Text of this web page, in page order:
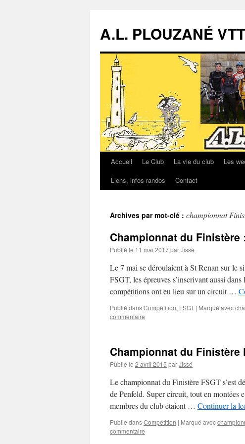
A.L. PLOUZANÉ VTT
Aller
Accueil Le Club La vie du club Les
Liens, infos randos
Contact
Archives par mot-clé : championnat
Championnat du Finistère
Publié le 11 mai 2017parJissé
Le 7 mai se déroulaient à St Renan sur le
FSGT, les épreuves s’inscrivant aussi
compétitions ont eu lieu sur un circuit …
Publié dansCompétition, FSGT | Marqué avec
commentaire
Championnat du Finistère
Publié le 2 avril 2015 parJissé
Le championnat du Finistère FSGT s’est
de Penfeld. Super circuit, tout en montées
membres du club étaient … Continuer la
Publié dansCompétition | Marqué avec
commentaire